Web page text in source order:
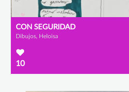
CON SEGURIDAD
Dibujos, Heloisa
10